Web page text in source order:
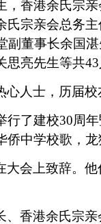
，香港余氏宗
氏宗亲会总务
副董事长余国
思亮先生等共43
心人士，历届
行了建校30周
侨中学校歌，
大会上致辞。
、香港余氏宗